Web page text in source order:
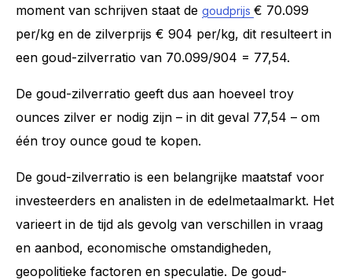
moment van schrijven staat de goudprijs € 70.099
per/kg en de zilverprijs € 904 per/kg, dit resulteert in
een goud-zilverratio van 70.099/904 = 77,54.
De goud-zilverratio geeft dus aan hoeveel troy
ounces zilver er nodig zijn – in dit geval 77,54 – om
één troy ounce goud te kopen.
De goud-zilverratio is een belangrijke maatstaf voor
investeerders en analisten in de edelmetaalmarkt. Het
varieert in de tijd als gevolg van verschillen in vraag
en aanbod, economische omstandigheden,
geopolitieke factoren en speculatie. De goud-